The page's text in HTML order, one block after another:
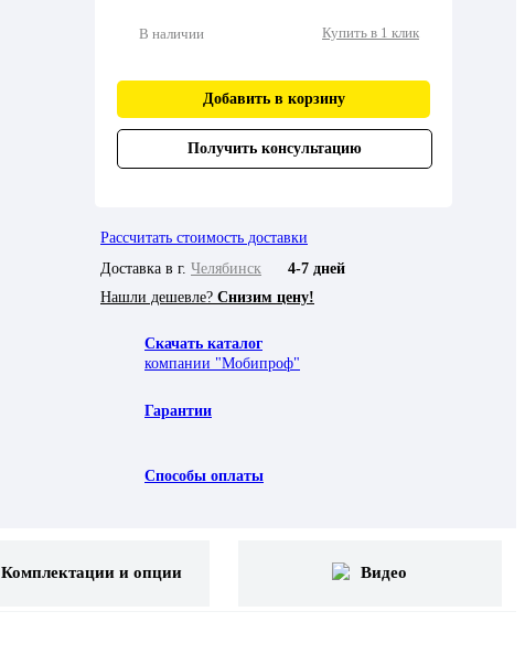
В наличии Купить в 1 клик
Добавить в корзину
Получить консультацию
Рассчитать стоимость доставки
Доставка в г. Челябинск
4-7 дней
Нашли дешевле? Снизим цену!
Скачать каталог
компании "Мобипроф"
Гарантии
Способы оплаты
Комплектации и опции Видео